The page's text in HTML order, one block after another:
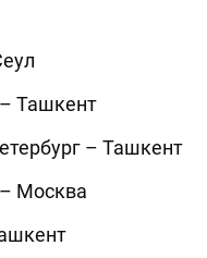
Ташкент
– Ташкент
Москва